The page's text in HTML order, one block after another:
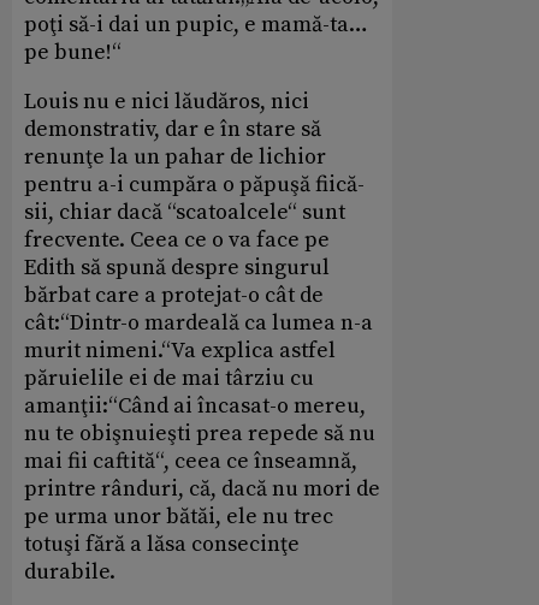
poţi să-i dai un pupic, e mamă-ta…
pe bune!“
Louis nu e nici lăudăros, nici
demonstrativ, dar e în stare să
renunţe la un pahar de lichior
pentru a-i cumpăra o păpuşă fiică-
sii, chiar dacă “scatoalcele“ sunt
frecvente. Ceea ce o va face pe
Edith să spună despre singurul
bărbat care a protejat-o cât de
cât:“Dintr-o mardeală ca lumea n-a
murit nimeni.“Va explica astfel
păruielile ei de mai târziu cu
amanţii:“Când ai încasat-o mereu,
nu te obişnuieşti prea repede să nu
mai fii caftită“, ceea ce înseamnă,
printre rânduri, că, dacă nu mori de
pe urma unor bătăi, ele nu trec
totuşi fără a lăsa consecinţe
durabile.